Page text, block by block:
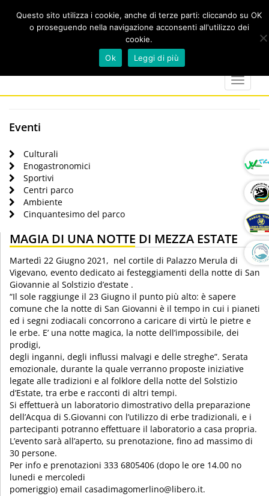
marker
calendar
Toggle
Eventi
Culturali
Enogastronomici
Sportivi
Centri parco
Ambiente
Cinquantesimo del parco
MAGIA DI UNA NOTTE DI MEZZA ESTATE
Martedì 22 Giugno 2021, nel cortile di Palazzo Merula di
Vigevano, evento dedicato ai festeggiamenti della notte di San
Giovannie al Solstizio d’estate .
“Il sole raggiunge il 23 Giugno il punto più alto: è sapere
comune che la notte di San Giovanni è il tempo in cui i pianeti
ed i segni zodiacali concorrono a caricare di virtù le pietre e
le erbe. E’ una notte magica, la notte dell’impossibile, dei
prodigi,
degli inganni, degli influssi malvagi e delle streghe”. Serata
emozionale, durante la quale verranno proposte iniziative
legate alle tradizioni e al folklore della notte del Solstizio
d’Estate, tra erbe e racconti di altri tempi.
Si effettuerà un laboratorio dimostrativo della preparazione
dell’Acqua di S.Giovanni con l’utilizzo di erbe tradizionali, e i
partecipanti potranno effettuare il laboratorio a casa propria.
L’evento sarà all’aperto, su prenotazione, fino ad massimo di
30 persone.
Per info e prenotazioni 333 6805406 (dopo le ore 14.00 no
lunedi e mercoledi
pomeriggio) email casadimagomerlino@libero.it.
Questo sito utilizza i cookie, anche di terze parti: cliccando su OK
o proseguendo nella navigazione acconsenti all'utilizzo dei
cookie.
Ok
Leggi di più